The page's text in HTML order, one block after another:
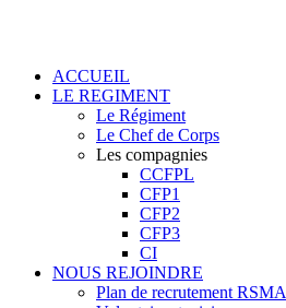
ACCUEIL
LE REGIMENT
Le Régiment
Le Chef de Corps
Les compagnies
CCFPL
CFP1
CFP2
CFP3
CI
NOUS REJOINDRE
Plan de recrutement RSMA